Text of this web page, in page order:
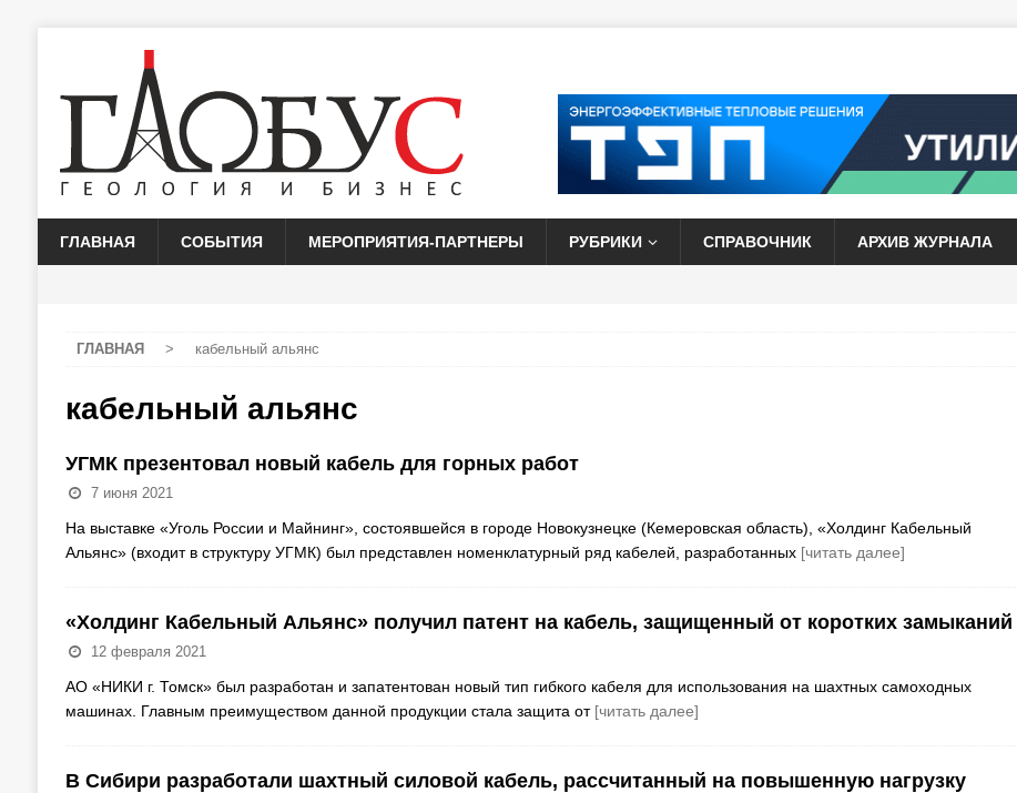
ГЛАВНАЯ СОБЫТИЯ МЕРОПРИЯТИЯ-ПАРТНЕРЫ РУБРИКИ СПРАВОЧНИК АРХИВ ЖУРНАЛА
ГЛАВНАЯ > кабельный альянс
кабельный альянс
УГМК презентовал новый кабель для горных работ
7 июня 2021
На выставке «Уголь России и Майнинг», состоявшейся в городе Новокузнецке (Кемеровская область), «Холдинг Кабельный
Альянс» (входит в структуру УГМК) был представлен номенклатурный ряд кабелей, разработанных [читать далее]
«Холдинг Кабельный Альянс» получил патент на кабель, защищенный от коротких замыканий
12 февраля 2021
АО «НИКИ г. Томск» был разработан и запатентован новый тип гибкого кабеля для использования на шахтных самоходных
машинах. Главным преимуществом данной продукции стала защита от [читать далее]
В Сибири разработали шахтный силовой кабель, рассчитанный на повышенную нагрузку